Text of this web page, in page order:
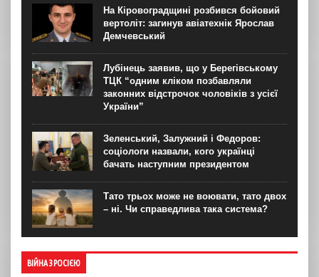
На Кіровоградщині розбився бойовий
вертоліт: загинув авіатехнік Ярослав
Демчевський
Лубінець заявив, що у Берегівському
ТЦК “одним кліком позбавляли
законних відстрочок чоловіків з усієї
України”
Зеленський, Залужний і Федоров:
соціологи назвали, кого українці
бачать наступним президентом
Тато трьох може не воювати, тато двох
– ні. Чи справедлива така система?
ВІЙНА З РОСІЄЮ